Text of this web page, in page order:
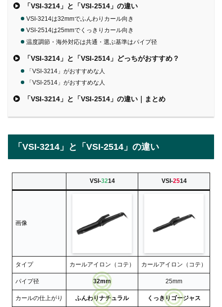
「VSI-3214」と「VSI-2514」の違い
VSI-3214は32mmでふんわりカール向き
VSI-2514は25mmでくっきりカール向き
温度調節・海外対応は共通・選ぶ基準はパイプ径
「VSI-3214」と「VSI-2514」どっちがおすすめ？
「VSI-3214」がおすすめな人
「VSI-2514」がおすすめな人
「VSI-3214」と「VSI-2514」の違い｜まとめ
「VSI-3214」と「VSI-2514」の違い
VSI-3214 VSI-2514
画像
タイプ カールアイロン（コテ） カールアイロン（コテ）
パイプ径 32mm 25mm
カールの仕上がり ふんわりナチュラル くっきりゴージャス